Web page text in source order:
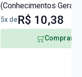
(Conhecimentos Gerais)
5x deR$ 10,38
Comprar